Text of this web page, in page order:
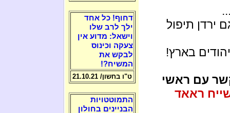
ירדן תיפול
בארץ!
עם ראשי
ראאד
דחוף! כל אחד
ילך לרב שלו
וישאל: מדוע אין
צעקה וכינוס
לבקש את
המשיח?!
ט"ו בחשון/ 21.10.21
התמוטטויות
הבניינים בחולון